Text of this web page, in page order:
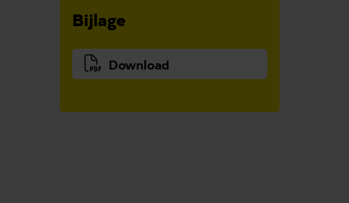
Bijlage
Download